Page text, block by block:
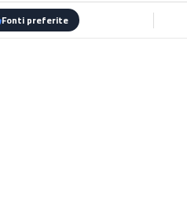
Fonti preferite